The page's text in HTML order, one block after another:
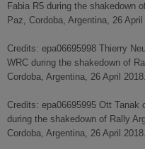
Fabia R5 during the shakedown
Paz, Cordoba, Argentina, 26
Credits: epa06695998 Thierry
WRC during the shakedown of
Cordoba, Argentina, 26 April
Credits: epa06695995 Ott
during the shakedown of Rally
Cordoba, Argentina, 26 April